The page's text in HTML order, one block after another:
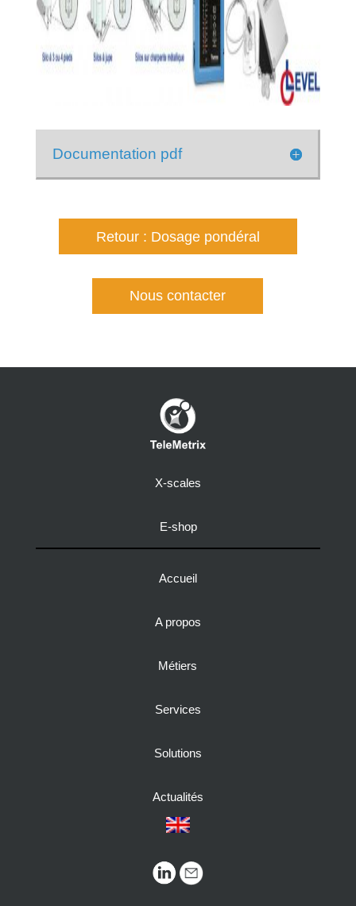
Documentation pdf
Retour : Dosage pondéral
Nous contacter
X-scales
E-shop
Accueil
A propos
Métiers
Services
Solutions
Actualités